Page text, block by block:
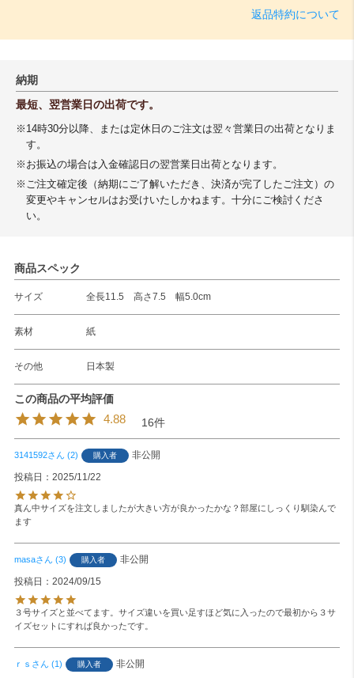
返品特約について
納期
最短、翌営業日の出荷です。
※14時30分以降、または定休日のご注文は翌々営業日の出荷となりま
す。
※お振込の場合は入金確認日の翌営業日出荷となります。
※ご注文確定後（納期にご了解いただき、決済が完了したご注文）の
変更やキャンセルはお受けいたしかねます。十分にご検討くださ
い。
商品スペック
サイズ 全長11.5 高さ7.5 幅5.0cm
素材 紙
その他 日本製
4.88 16
3141592 2 購入者
非公開
投稿日
2025/11/22
真ん中サイズを注文しましたが大きい方が良かったかな？部屋にしっくり馴染んで
ます
masa 3 購入者
非公開
投稿日
2024/09/15
３号サイズと並べてます。サイズ違いを買い足すほど気に入ったので最初から３サ
イズセットにすれば良かったです。
ｒｓ 1 購入者
非公開